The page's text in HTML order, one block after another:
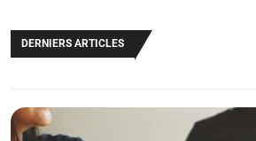
DERNIERS ARTICLES